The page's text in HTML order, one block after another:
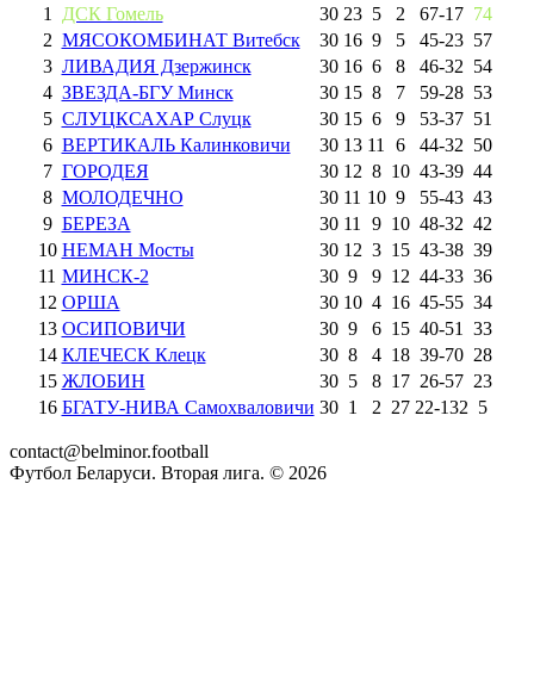
1
ДСК Гомель 30 23 5 2 67-17 74
2 МЯСОКОМБИНАТ Витебск 30 16 9 5 45-23 57
3 ЛИВАДИЯ Дзержинск 30 16 6 8 46-32 54
4 ЗВЕЗДА-БГУ Минск 30 15 8 7 59-28 53
5 СЛУЦКСАХАР Слуцк 30 15 6 9 53-37 51
6 ВЕРТИКАЛЬ Калинковичи 30 13 11 6 44-32 50
7 ГОРОДЕЯ 30 12 8 10 43-39 44
8 МОЛОДЕЧНО 30 11 10 9 55-43 43
9 БЕРЕЗА 30 11 9 10 48-32 42
10 НЕМАН Мосты 30 12 3 15 43-38 39
11 МИНСК-2 30 9 9 12 44-33 36
12 ОРША 30 10 4 16 45-55 34
13 ОСИПОВИЧИ 30 9 6 15 40-51
33
14 КЛЕЧЕСК Клецк 30 8 4 18 39-70 28
15 ЖЛОБИН 30 5 8 17 26-57 23
16 БГАТУ-НИВА Самохваловичи 30 1 2 27 22-132 5
contact@belminor.football
Футбол Беларуси. Вторая лига. © 2026